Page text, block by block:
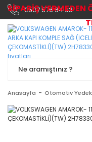
0507 576 64 03
Anasayfa Otomotiv
SİPARİŞ VERMEDEN